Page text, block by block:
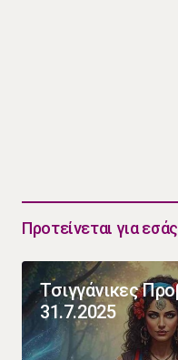
Προτείνεται για εσάς
Τσιγγάνικες
31.7.2025